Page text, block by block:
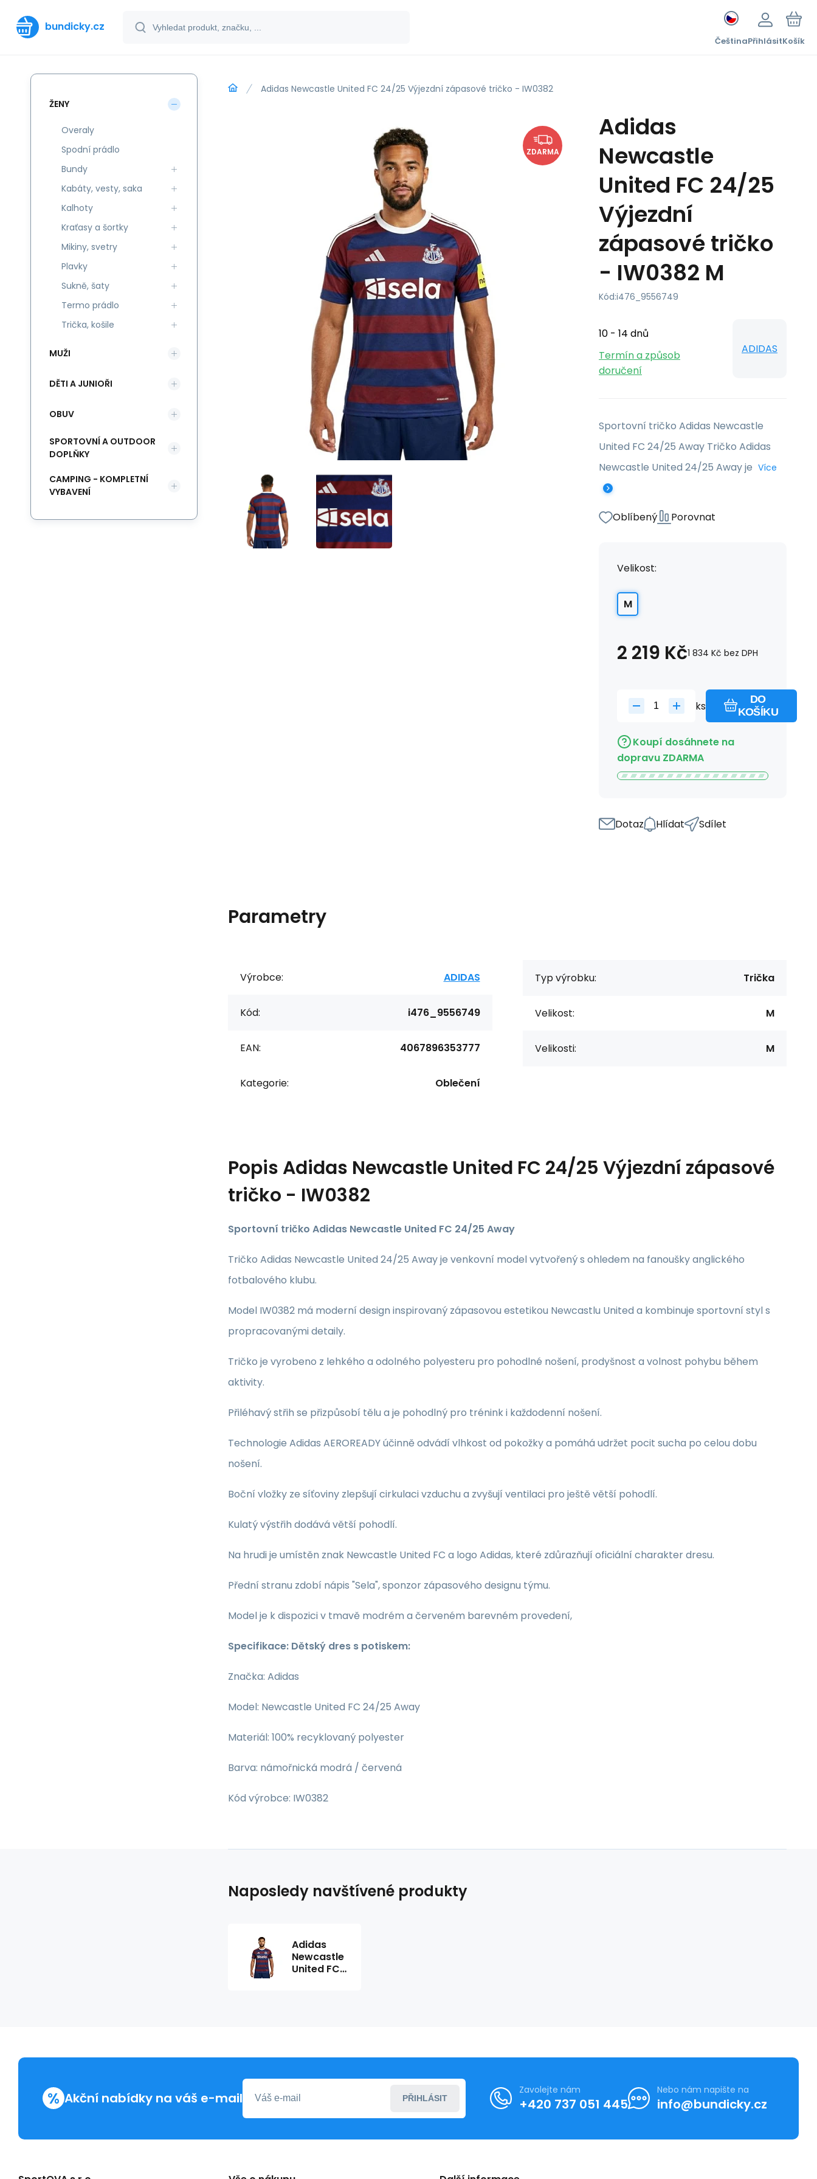
bundicky.cz
ČeštinaPřihlásitKošík
Adidas Newcastle United FC 24/25 Výjezdní zápasové tričko - IW0382
ZDARMA
Adidas
Newcastle
United FC 24/25
Výjezdní
zápasové tričko
- IW0382 M
Kód:i476_9556749
10 - 14 dnů
Termín a způsob
doručení
ADIDAS
Sportovní tričko Adidas Newcastle
United FC 24/25 Away Tričko Adidas
Newcastle United 24/25 Away je Více
Oblíbený Porovnat
Velikost:
M
2 219 Kč1 834 Kč bez DPH
ks
DO
KOŠÍKU
Koupí dosáhnete na
dopravu ZDARMA
Dotaz Hlídat Sdílet
Parametry
Výrobce: ADIDAS
Kód: i476_9556749
EAN: 4067896353777
Kategorie: Oblečení
Typ výrobku: Trička
Velikost: M
Velikosti: M
Popis Adidas Newcastle United FC 24/25 Výjezdní zápasové
tričko - IW0382
Sportovní tričko Adidas Newcastle United FC 24/25 Away
Tričko Adidas Newcastle United 24/25 Away je venkovní model vytvořený s ohledem na fanoušky anglického
fotbalového klubu.
Model IW0382 má moderní design inspirovaný zápasovou estetikou Newcastlu United a kombinuje sportovní styl s
propracovanými detaily.
Tričko je vyrobeno z lehkého a odolného polyesteru pro pohodlné nošení, prodyšnost a volnost pohybu během
aktivity.
Přiléhavý střih se přizpůsobí tělu a je pohodlný pro trénink i každodenní nošení.
Technologie Adidas AEROREADY účinně odvádí vlhkost od pokožky a pomáhá udržet pocit sucha po celou dobu
nošení.
Boční vložky ze síťoviny zlepšují cirkulaci vzduchu a zvyšují ventilaci pro ještě větší pohodlí.
Kulatý výstřih dodává větší pohodlí.
Na hrudi je umístěn znak Newcastle United FC a logo Adidas, které zdůrazňují oficiální charakter dresu.
Přední stranu zdobí nápis "Sela", sponzor zápasového designu týmu.
Model je k dispozici v tmavě modrém a červeném barevném provedení,
Specifikace: Dětský dres s potiskem:
Značka: Adidas
Model: Newcastle United FC 24/25 Away
Materiál: 100% recyklovaný polyester
Barva: námořnická modrá / červená
Kód výrobce: IW0382
ŽENY
Overaly
Spodní prádlo
Bundy
Kabáty, vesty, saka
Kalhoty
Kraťasy a šortky
Mikiny, svetry
Plavky
Sukně, šaty
Termo prádlo
Trička, košile
MUŽI
DĚTI A JUNIOŘI
OBUV
SPORTOVNÍ A OUTDOOR
DOPLŇKY
CAMPING - KOMPLETNÍ
VYBAVENÍ
Naposledy navštívené produkty
Adidas
Newcastle
United FC
% Akční nabídky na váš e-mail PŘIHLÁSIT
Zavolejte nám
+420 737 051 445
Nebo nám napište na
info@bundicky.cz